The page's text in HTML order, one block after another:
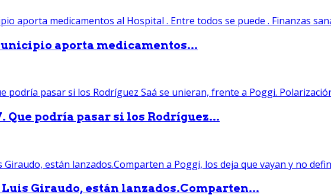
aporta medicamentos...
Que podría pasar si los Rodríguez...
Giraudo, están lanzados.Comparten...